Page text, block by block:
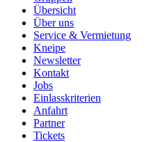
Übersicht
Über uns
Service & Vermietung
Kneipe
Newsletter
Kontakt
Jobs
Einlasskriterien
Anfahrt
Partner
Tickets